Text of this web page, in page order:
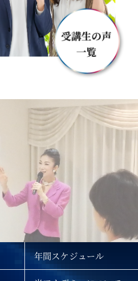
年間スケジュール